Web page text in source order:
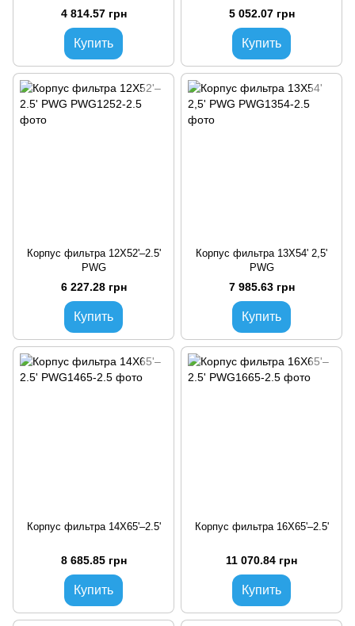
4 814.57 грн
Купить
5 052.07 грн
Купить
Корпус фильтра 12X52'–2.5'
PWG
6 227.28 грн
Купить
Корпус фильтра 13Х54' 2,5'
PWG
7 985.63 грн
Купить
Корпус фильтра 14X65'–2.5'
8 685.85 грн
Купить
Корпус фильтра 16X65'–2.5'
11 070.84 грн
Купить